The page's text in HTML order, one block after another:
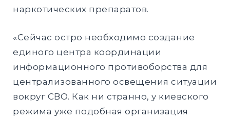
наркотических препаратов.
«Сейчас остро необходимо создание
единого центра координации
информационного противоборства для
централизованного освещения ситуации
вокруг СВО. Как ни странно, у киевского
режима уже подобная организация